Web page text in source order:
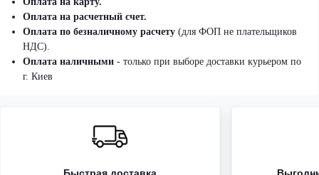
Оплата на расчетный счет.
Оплата по безналичному расчету (для ФОП не плательщиков
НДС).
Оплата наличными - только при выборе доставки курьером по
г. Киев